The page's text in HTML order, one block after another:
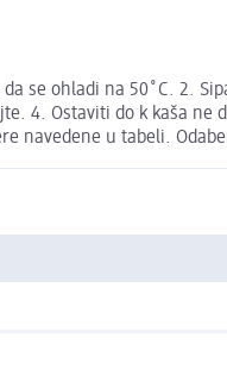
se ohladi na 50˚C. 2.
4. Ostaviti do k kaša
navedene u tabeli.